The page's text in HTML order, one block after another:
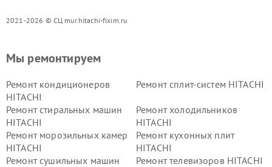
2021-2026 © СЦ mur.hitachi-fixim.ru
Мы ремонтируем
Ремонт кондиционеров
HITACHI
Ремонт сплит-систем HITACHI
Ремонт стиральных машин
HITACHI
Ремонт холодильников
HITACHI
Ремонт морозильных камер
HITACHI
Ремонт кухонных плит
HITACHI
Ремонт сушильных машин
Ремонт телевизоров HITACHI